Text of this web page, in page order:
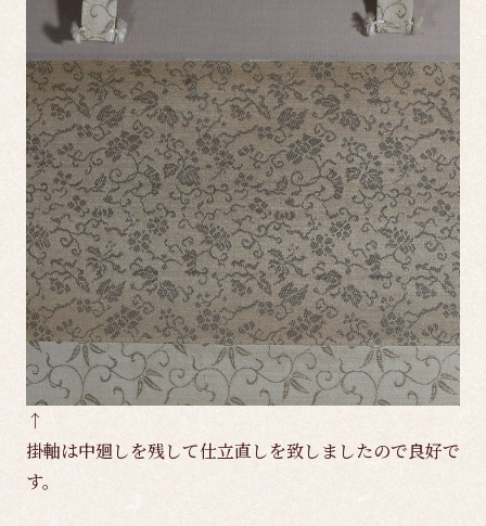
↑
掛軸は中廻しを残して仕立直しを致しましたので良好で
す。